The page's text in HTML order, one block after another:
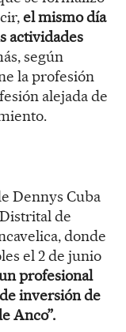
el mismo día
actividades
según
la profesión
alejada de
Dennys Cuba
de
donde
el 2 de junio
profesional
inversión de
Anco”.